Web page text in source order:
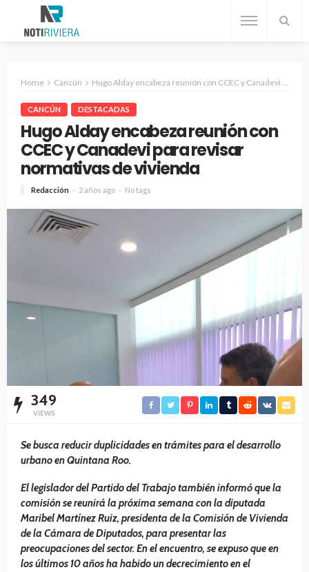
Home Cancún Hugo Alday encabeza reunión con CCEC y Canadevi para revisar normativas de vivienda
CANCÚN DESTACADAS
Hugo Alday encabeza reunión con
CCEC y Canadevi para revisar
normativas de vivienda
Redacción 2 años ago No tags
349
VIEWS
Se busca reducir duplicidades en trámites para el desarrollo
urbano en Quintana Roo.
El legislador del Partido del Trabajo también informó que la
comisión se reunirá la próxima semana con la diputada
Maribel Martínez Ruiz, presidenta de la Comisión de Vivienda
de la Cámara de Diputados, para presentar las
preocupaciones del sector. En el encuentro, se expuso que en
los últimos 10 años ha habido un decrecimiento en el